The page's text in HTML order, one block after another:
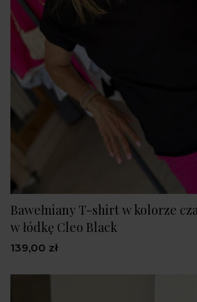
Bawełniany T-shirt w kolorze
w łódkę Cleo Black
139,00 zł